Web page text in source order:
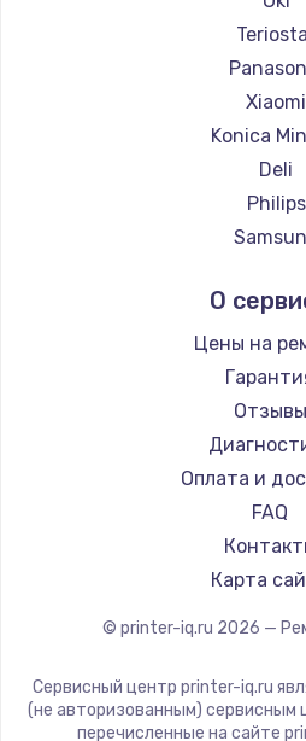
Xiaomi
Konica
Deli
Philips
Sharp
TSC
Fujitsu
Godex
О
Цены на
Отзывы
Оплата и
FAQ
Карта
© printer-iq.ru 2026 —
Сервисный центр printer-iq.ru
(не авторизованным) сервисным
перечисленные на сайте